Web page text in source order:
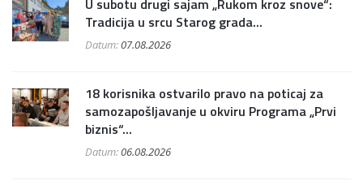
U subotu drugi sajam „Rukom kroz snove“:
Tradicija u srcu Starog grada...
Datum:07.08.2026
18 korisnika ostvarilo pravo na poticaj za
samozapošljavanje u okviru Programa „Prvi
biznis“...
Datum:06.08.2026